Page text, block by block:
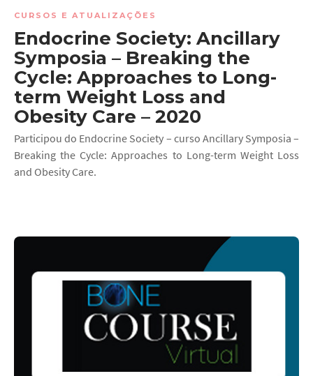
CURSOS E ATUALIZAÇÕES
Endocrine Society: Ancillary
Symposia – Breaking the
Cycle: Approaches to Long-
term Weight Loss and
Obesity Care – 2020
Participou do Endocrine Society – curso Ancillary Symposia –
Breaking the Cycle: Approaches to Long-term Weight Loss
and Obesity Care.